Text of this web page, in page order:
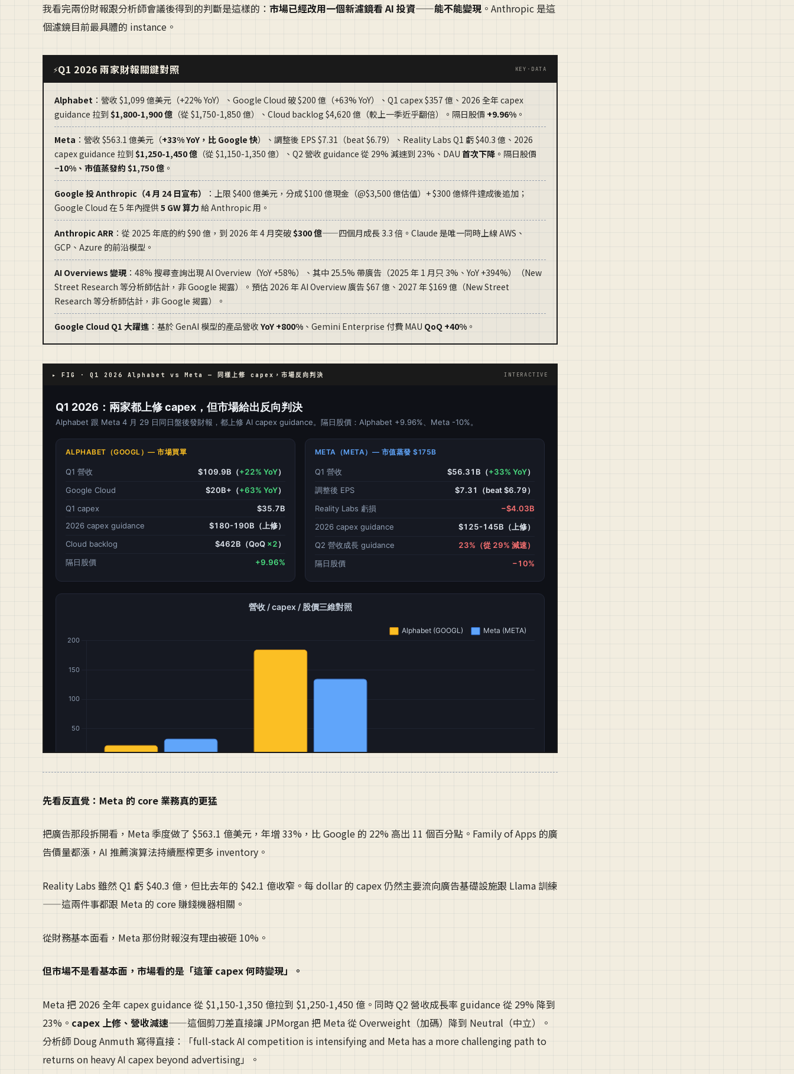
我看完兩份財報跟分析師會議後得到的判斷是這樣的： 市場已經改用一個新濾鏡看 AI 投資——能不能變現 。Anthropic 是這
個濾鏡目前最具體的 instance。
⚡Q1 2026 兩家財報關鍵對照 KEY·DATA
Alphabet ：營收 $1,099 億美元（+22% YoY）、Google Cloud 破 $200 億（+63% YoY）、Q1 capex $357 億、2026 全年 capex
guidance 拉到 $1,800-1,900 億 （從 $1,750-1,850 億）、Cloud backlog $4,620 億（較上一季近乎翻倍）。隔日股價 +9.96% 。
Meta ：營收 $563.1 億美元（+33% YoY，比 Google 快）、調整後 EPS $7.31（beat $6.79）、Reality Labs Q1 虧 $40.3 億、2026
capex guidance 拉到 $1,250-1,450 億 （從 $1,150-1,350 億）、Q2 營收 guidance 從 29% 減速到 23%、DAU 首次下降 。隔日股價
−10%、市值蒸發約 $1,750 億 。
Google 投 Anthropic（4 月 24 日宣布）
：上限 $400 億美元，分成 $100 億現金（@$3,500 億估值）+ $300 億條件達成後追加；
Google Cloud 在 5 年內提供 5 GW 算力 給 Anthropic 用。
Anthropic ARR ：從 2025 年底的約 $90 億，到 2026 年 4 月突破$300 億——四個月成長 3.3 倍。Claude 是唯一同時上線 AWS、
GCP、Azure 的前沿模型。
AI Overviews 變現：48% 搜尋查詢出現 AI Overview（YoY +58%）、其中 25.5% 帶廣告（2025 年 1 月只 3%、YoY +394%）（New
Street Research 等分析師估計，非 Google 揭露）。預估 2026 年 AI Overview 廣告 $67 億、2027 年 $169 億（New Street
Research 等分析師估計，非 Google 揭露）。
Google Cloud Q1 大躍進 ：基於 GenAI 模型的產品營收 YoY +800% 、Gemini Enterprise 付費 MAU QoQ +40% 。
▸ FIG · Q1 2026 Alphabet vs Meta — 同樣上修 capex，市場反向判決 INTERACTIVE
先看反直覺：Meta 的 core 業務真的更猛
把廣告那段拆開看，Meta 季度做了 $563.1 億美元，年增 33%，比 Google 的 22% 高出 11 個百分點。Family of Apps 的廣
告價量都漲，AI 推薦演算法持續壓榨更多 inventory。
Reality Labs 雖然 Q1 虧 $40.3 億，但比去年的 $42.1 億收窄。每 dollar 的 capex 仍然主要流向廣告基礎設施跟 Llama 訓練
——這兩件事都跟 Meta 的 core 賺錢機器相關。
從財務基本面看，Meta 那份財報沒有理由被砸 10%。
但市場不是看基本面，市場看的是「這筆 capex 何時變現」。
Meta 把 2026 全年 capex guidance 從 $1,150-1,350 億拉到 $1,250-1,450 億。同時 Q2 營收成長率 guidance 從 29% 降到
23%。 capex 上修、營收減速——這個剪刀差直接讓 JPMorgan 把 Meta 從 Overweight（加碼）降到 Neutral（中立）。
分析師 Doug Anmuth 寫得直接：「full-stack AI competition is intensifying and Meta has a more challenging path to
returns on heavy AI capex beyond advertising」。